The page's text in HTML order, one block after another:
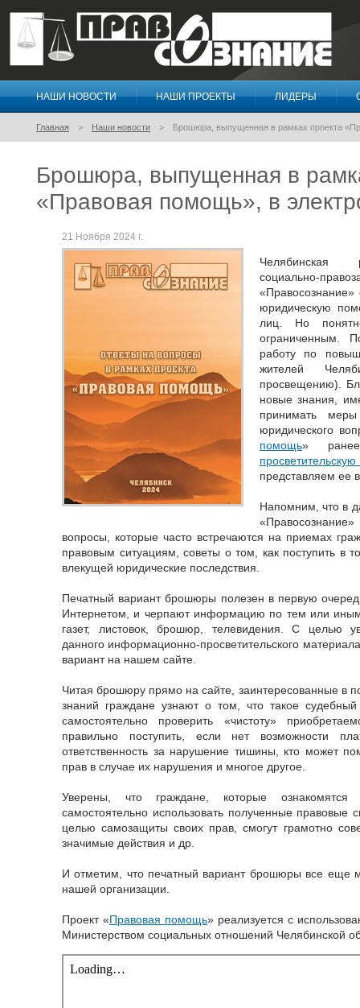
Правосознание
НАШИ НОВОСТИ НАШИ ПРОЕКТЫ ЛИДЕРЫ
Главная Наши новости Брошюра, выпущенная в рамках проекта
Брошюра, выпущенная в
«Правовая помощь», в
21 Ноября 2024 г.
Челябинская
социально-
«Правосознание»
юридическую
лиц. Но
ограниченным.
работу по
жителей
просвещению).
новые знания,
принимать
юридического
помощь»
представляем ее
Напомним, что в
вопросы, которые часто встречаются на приемах
правовым ситуациям, советы о том, как поступить в
влекущей юридические последствия.
Печатный вариант брошюры полезен в первую
Интернетом, и черпают информацию по тем или
газет, листовок, брошюр, телевидения. С целью
данного информационно-просветительского
вариант на нашем сайте.
Читая брошюру прямо на сайте, заинтересованные в
знаний граждане узнают о том, что такое
самостоятельно проверить «чистоту»
правильно поступить, если нет возможности
ответственность за нарушение тишины, кто может
прав в случае их нарушения и многое другое.
Уверены, что граждане, которые
самостоятельно использовать полученные правовые
целью самозащиты своих прав, смогут грамотно
значимые действия и др.
И отметим, что печатный вариант брошюры все еще
нашей организации.
Проект «Правовая помощь» реализуется с
Министерством социальных отношений Челябинской